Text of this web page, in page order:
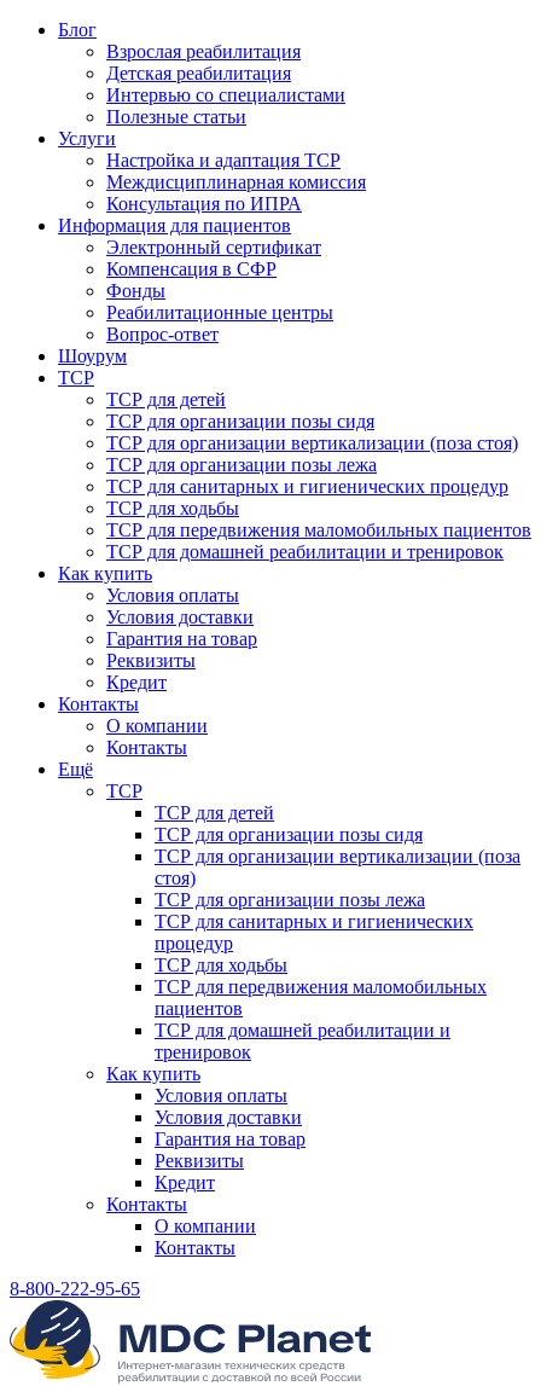
Блог
Взрослая реабилитация
Детская реабилитация
Интервью со специалистами
Полезные статьи
Услуги
Настройка и адаптация ТСР
Междисциплинарная комиссия
Консультация по ИПРА
Информация для пациентов
Электронный сертификат
Компенсация в СФР
Фонды
Реабилитационные центры
Вопрос-ответ
Шоурум
ТСР
ТСР для детей
ТСР для организации позы сидя
ТСР для организации вертикализации (поза стоя)
ТСР для организации позы лежа
ТСР для санитарных и гигиенических процедур
ТСР для ходьбы
ТСР для передвижения маломобильных пациентов
ТСР для домашней реабилитации и тренировок
Как купить
Условия оплаты
Условия доставки
Гарантия на товар
Реквизиты
Кредит
Контакты
О компании
Контакты
Ещё
ТСР
ТСР для детей
ТСР для организации позы сидя
ТСР для организации вертикализации (поза
стоя)
ТСР для организации позы лежа
ТСР для санитарных и гигиенических
процедур
ТСР для ходьбы
ТСР для передвижения маломобильных
пациентов
ТСР для домашней реабилитации и
тренировок
Как купить
Условия оплаты
Условия доставки
Гарантия на товар
Реквизиты
Кредит
Контакты
О компании
Контакты
8-800-222-95-65